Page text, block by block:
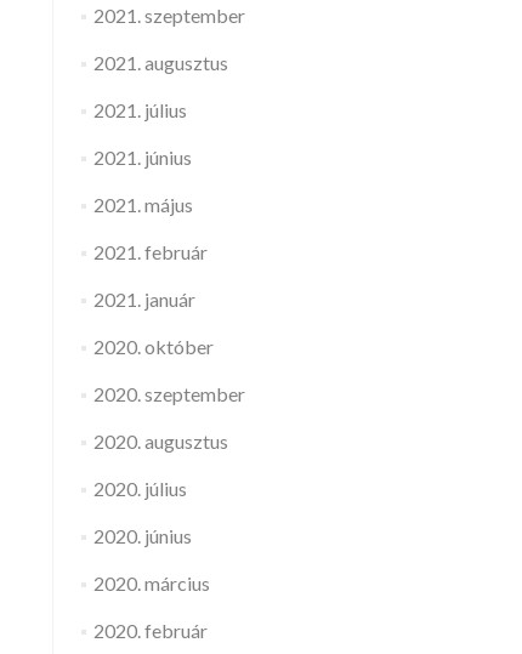
2021. szeptember
2021. augusztus
2021. július
2021. június
2021. május
2021. február
2021. január
2020. október
2020. szeptember
2020. augusztus
2020. július
2020. június
2020. március
2020. február